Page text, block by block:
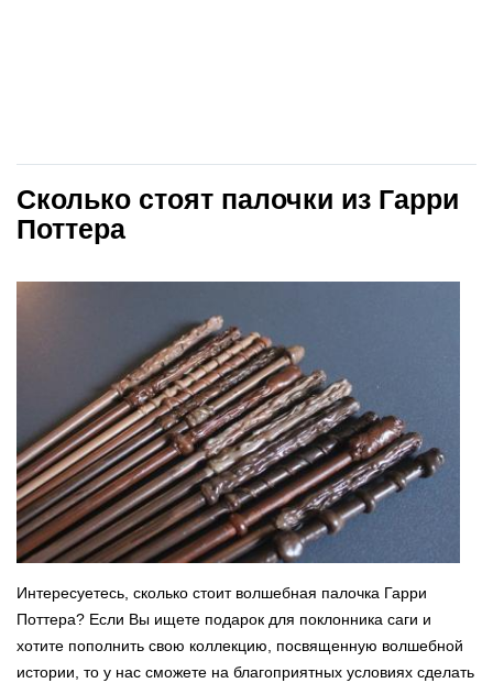
Сколько стоят палочки из Гарри
Поттера
Интересуетесь, сколько стоит волшебная палочка Гарри
Поттера? Если Вы ищете подарок для поклонника саги и
хотите пополнить свою коллекцию, посвященную волшебной
истории, то у нас сможете на благоприятных условиях сделать